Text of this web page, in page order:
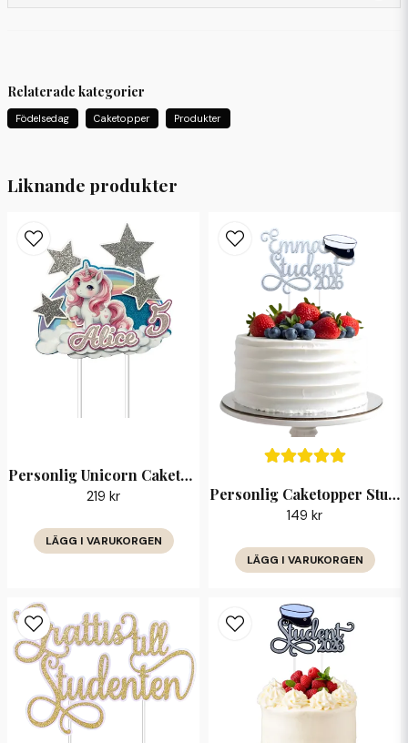
name
Namn
Ja, ni får publicera min fråga
Liknande produkter
Personlig Unicorn Caketopper med Namn & Ålder
219 kr
LÄGG I VARUKORGEN
Personlig Caketopper Student 2026 med Namn
149 kr
LÄGG I VARUKORGEN
Relaterade kategorier
Födelsedag Caketopper Produkter